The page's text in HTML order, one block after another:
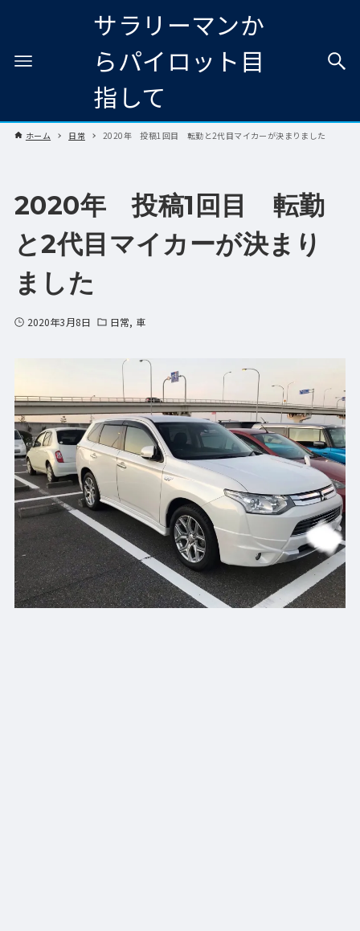
サラリーマンか
らパイロット目
指して
ホーム 日常 2020年 投稿1回目 転勤と2代目マイカーが決まりました
2020年 投稿1回目 転勤
と2代目マイカーが決まり
ました
2020年3月8日 日常 車